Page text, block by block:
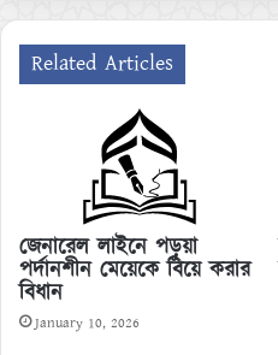
Related Articles
জেনারেল লাইনে পড়ুয়া
পর্দানশীন মেয়েকে বিয়ে করার
বিধান
January 10, 2026